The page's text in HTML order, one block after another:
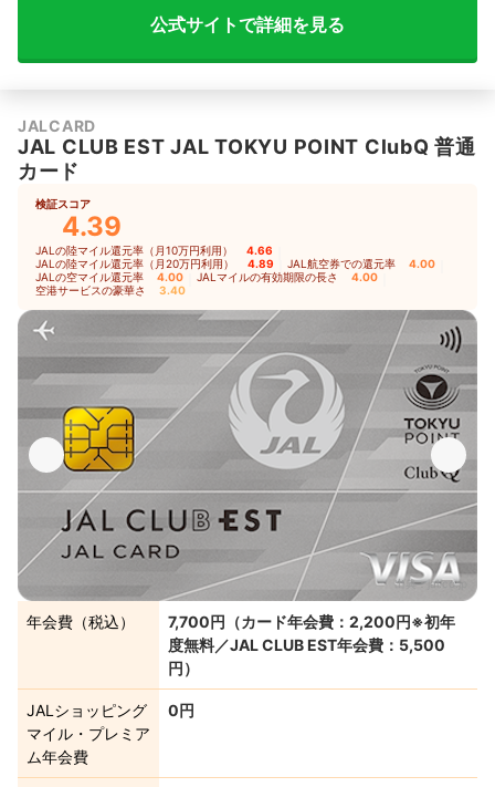
公式サイトで詳細を見る
JALCARD
JAL CLUB EST JAL TOKYU POINT ClubQ 普通
カード
検証スコア
4.39
JALの陸マイル還元率（月10万円利用） 4.66
JALの陸マイル還元率（月20万円利用） 4.89 JAL航空券での還元率 4.00
JALの空マイル還元率 4.00 JALマイルの有効期限の長さ 4.00
空港サービスの豪華さ 3.40
出典：jal.co.jp
年会費（税込）
7,700円（カード年会費：2,200円※初年
度無料／JAL CLUB EST年会費：5,500
円）
JALショッピング
マイル・プレミア
ム年会費
0円